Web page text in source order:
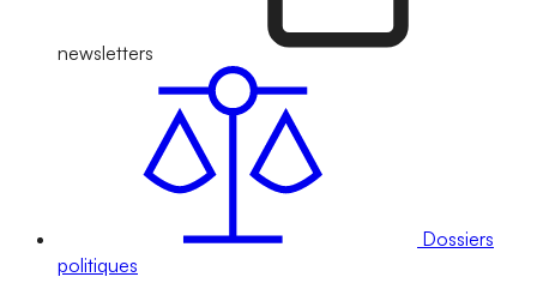
newsletters
Dossiers
politiques